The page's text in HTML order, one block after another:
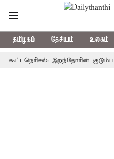
தமிழகம் தேசியம் உலகம்
இறந்தோரின்